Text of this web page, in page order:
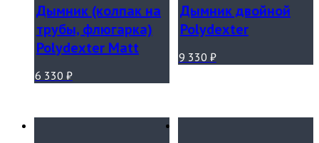
Дымник (колпак на
трубы, флюгарка)
Polydexter Matt
6 330 ₽
Дымник двойной
Polydexter
9 330 ₽